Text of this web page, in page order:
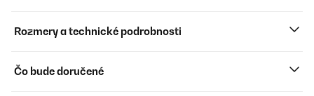
Rozmery a technické podrobnosti
Čo bude doručené